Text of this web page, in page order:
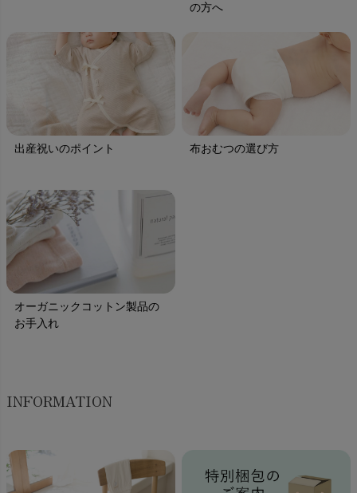
の方へ
出産祝いのポイント 布おむつの選び方
オーガニックコットン製品の
お手入れ
INFORMATION